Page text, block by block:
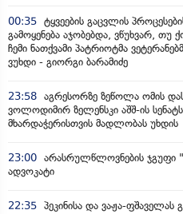
00:35 ტყვეების გაცვლის
გამოყენება აჯობებდა, ვწუხვარ, თუ
ჩემი ნათქვამი პატრიოტმა
ვუხდი - გიორგი ბარამიძე
23:58 აგრესორზე ზეწოლა ომის
ვოლოდიმირ ზელენსკი აშშ-ის სენატს
მხარდაჭერისთვის მადლობას უხდის
23:00 არასრულწლოვნების ჯგუფი
ადვოკატი
22:35 პეკინისა და ვაჟა-ფშაველას